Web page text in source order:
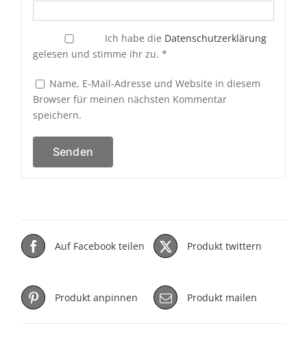
Ich habe die Datenschutzerklärung
gelesen und stimme ihr zu. *
Name, E-Mail-Adresse und Website in diesem
Browser für meinen nächsten Kommentar
speichern.
Auf Facebook teilen Produkt twittern
Produkt anpinnen Produkt mailen